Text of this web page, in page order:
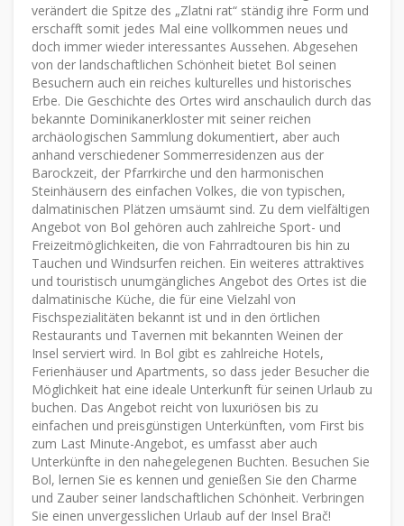
verändert die Spitze des „Zlatni rat“ ständig ihre Form und
erschafft somit jedes Mal eine vollkommen neues und
doch immer wieder interessantes Aussehen. Abgesehen
von der landschaftlichen Schönheit bietet Bol seinen
Besuchern auch ein reiches kulturelles und historisches
Erbe. Die Geschichte des Ortes wird anschaulich durch das
bekannte Dominikanerkloster mit seiner reichen
archäologischen Sammlung dokumentiert, aber auch
anhand verschiedener Sommerresidenzen aus der
Barockzeit, der Pfarrkirche und den harmonischen
Steinhäusern des einfachen Volkes, die von typischen,
dalmatinischen Plätzen umsäumt sind. Zu dem vielfältigen
Angebot von Bol gehören auch zahlreiche Sport- und
Freizeitmöglichkeiten, die von Fahrradtouren bis hin zu
Tauchen und Windsurfen reichen. Ein weiteres attraktives
und touristisch unumgängliches Angebot des Ortes ist die
dalmatinische Küche, die für eine Vielzahl von
Fischspezialitäten bekannt ist und in den örtlichen
Restaurants und Tavernen mit bekannten Weinen der
Insel serviert wird. In Bol gibt es zahlreiche Hotels,
Ferienhäuser und Apartments, so dass jeder Besucher die
Möglichkeit hat eine ideale Unterkunft für seinen Urlaub zu
buchen. Das Angebot reicht von luxuriösen bis zu
einfachen und preisgünstigen Unterkünften, vom First bis
zum Last Minute-Angebot, es umfasst aber auch
Unterkünfte in den nahegelegenen Buchten. Besuchen Sie
Bol, lernen Sie es kennen und genießen Sie den Charme
und Zauber seiner landschaftlichen Schönheit. Verbringen
Sie einen unvergesslichen Urlaub auf der Insel Brač!